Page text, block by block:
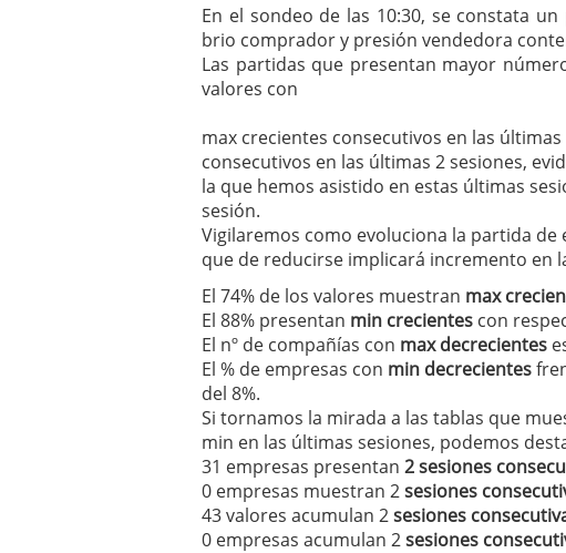
En el sondeo de las 10:30, se constata
brio comprador y presión vendedora
Las partidas que presentan mayor
valores con
max crecientes consecutivos en las
consecutivos en las últimas 2 sesiones,
la que hemos asistido en estas últimas
sesión.
Vigilaremos como evoluciona la partida
que de reducirse implicará incremento en
El 74% de los valores muestran max
El 88% presentan min crecientes con
El nº de compañías con max decrecientes
El % de empresas con min decrecientes
del 8%.
Si tornamos la mirada a las tablas que
min en las últimas sesiones, podemos
31 empresas presentan 2 sesiones
0 empresas muestran 2sesiones
43 valores acumulan 2sesiones
0 empresas acumulan 2sesiones